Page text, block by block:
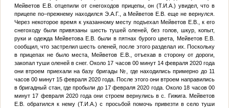
Мейветов Е.В. отцепили от снегоходов прицепы, он (Т.И.А. ) увидел, что в
прицепе по–прежнему находился Э.А.Г.
, а Мейветов Е.В. еще не вернулся.
Через некоторое время к указанному месту подъехал Мейветов Е.В., к его
снегоходу были привязаны шесть тушей оленей, без голов, шкур, копыт,
руки и одежда Мейветова Е.В. были в пятнах бурого цвета, Мейветов Е.В.
сообщил, что застрелил шесть оленей, после этого разделал их. Поскольку
в прицепах не было места, Мейветов Е.В., отъехав в сторону от дороги,
закопал туши оленей в снег. Около 17 часов 00 минут 14 февраля 2020 года
они втроем приехали на базу бригады №
, где находились примерно до 11
часов 00 минут 15 февраля 2020 года. После этого они втроем направились
в бригадный стан, где пробыли до 17 февраля 2020 года. Около 18 часов 00
минут 17 февраля 2020 года они строем вернулись в с. Гижига. Мейветов
Е.В. обратился к нему (Т.И.А.) с просьбой помочь привезти в село туши